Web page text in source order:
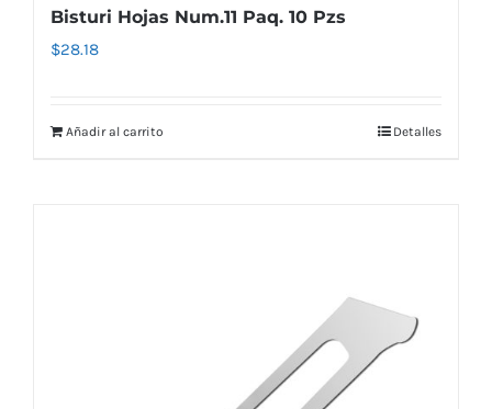
Bisturi Hojas Num.11 Paq. 10 Pzs
$28.18
Añadir al carrito Detalles